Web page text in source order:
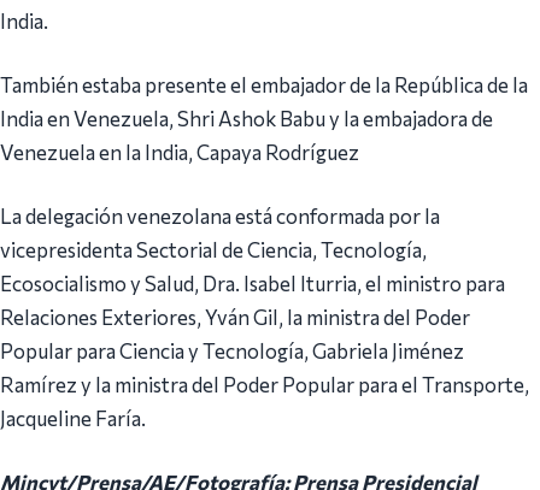
India.
También estaba presente el embajador de la República de la
India en Venezuela, Shri Ashok Babu y la embajadora de
Venezuela en la India, Capaya Rodríguez
La delegación venezolana está conformada por la
vicepresidenta Sectorial de Ciencia, Tecnología,
Ecosocialismo y Salud, Dra. Isabel Iturria, el ministro para
Relaciones Exteriores, Yván Gil, la ministra del Poder
Popular para Ciencia y Tecnología, Gabriela Jiménez
Ramírez y la ministra del Poder Popular para el Transporte,
Jacqueline Faría.
Mincyt/Prensa/AE/Fotografía: Prensa Presidencial